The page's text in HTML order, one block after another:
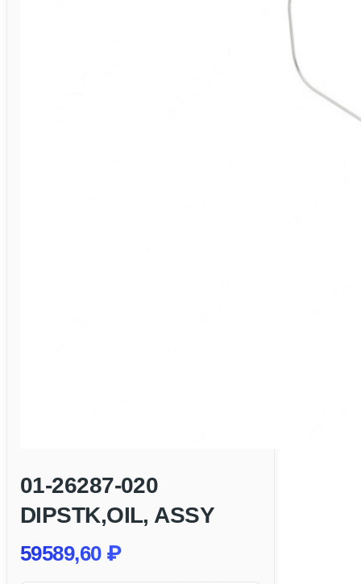
01-26287-020
DIPSTK,OIL, ASSY
59589,60 ₽